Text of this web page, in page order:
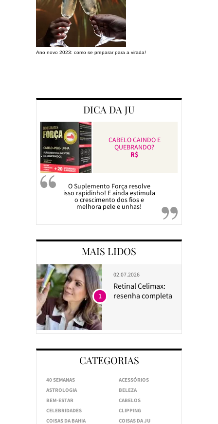
Ano novo 2023: como se preparar para a virada!
DICA DA JU
CABELO CAINDO E
QUEBRANDO?
R$
O Suplemento Força resolve
isso rapidinho! E ainda estimula
o crescimento dos fios e
melhora pele e unhas!
MAIS LIDOS
02.07.2026
Retinal Celimax:
resenha completa
1
CATEGORIAS
40 SEMANAS
ACESSÓRIOS
ASTROLOGIA
BELEZA
BEM-ESTAR
CABELOS
CELEBRIDADES
CLIPPING
COISAS DA BAHIA
COISAS DA JU